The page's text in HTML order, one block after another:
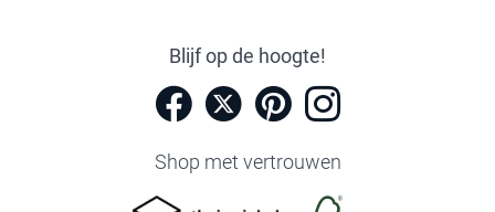
Blijf op de hoogte!
Shop met vertrouwen